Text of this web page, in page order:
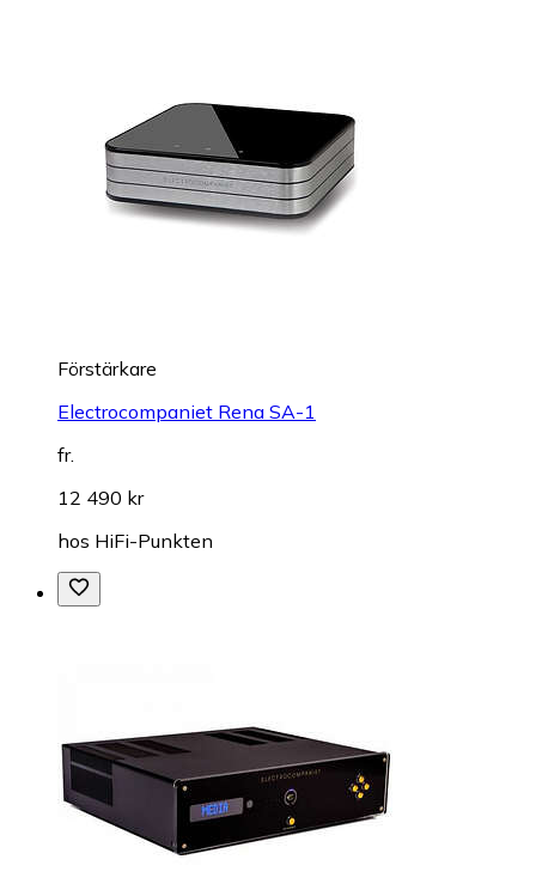
Förstärkare
Electrocompaniet Rena SA-1
fr.
12 490 kr
hos HiFi-Punkten